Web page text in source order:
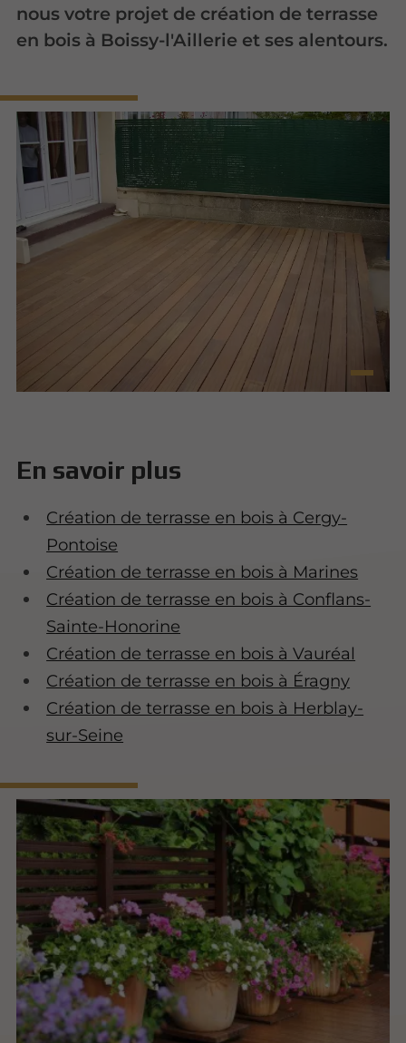
nous votre projet de création de terrasse
en bois à Boissy-l'Aillerie et ses alentours.
En savoir plus
Création de terrasse en bois à Cergy-
Pontoise
Création de terrasse en bois à Marines
Création de terrasse en bois à Conflans-
Sainte-Honorine
Création de terrasse en bois à Vauréal
Création de terrasse en bois à Éragny
Création de terrasse en bois à Herblay-
sur-Seine